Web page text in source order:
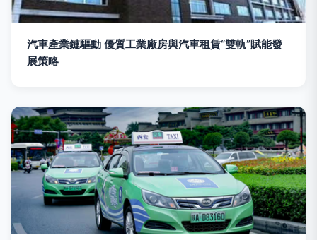
汽車產業鏈驅動 優質工業廠房與汽車租賃“雙軌”賦能發
展策略